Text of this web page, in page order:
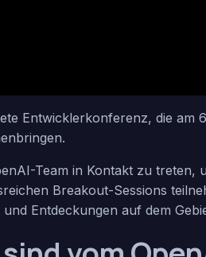
Entwicklerkonferenz, die am
Team in Kontakt zu
Breakout-Sessions
Entdeckungen auf dem